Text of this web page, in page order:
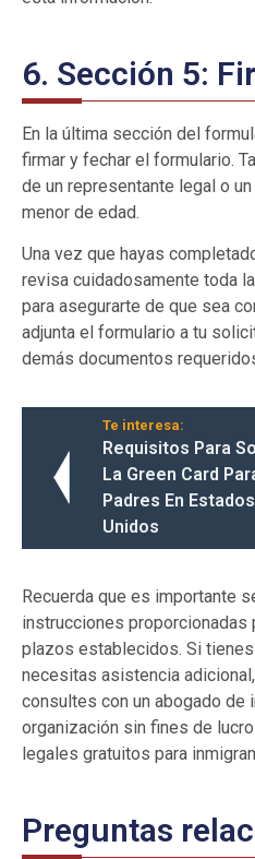
6. Sección 5:
En la última sección del
firmar y fechar el formulario.
de un representante legal o
menor de edad.
Una vez que hayas
revisa cuidadosamente toda
para asegurarte de que sea
adjunta el formulario a tu
demás documentos
Te interesa:
Requisitos Para
La Green Card
Padres En Estados
Unidos
Recuerda que es importante
instrucciones proporcionadas
plazos establecidos. Si
necesitas asistencia
consultes con un abogado de
organización sin fines de
legales gratuitos para
Preguntas